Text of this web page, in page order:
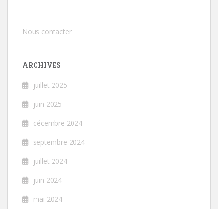
Nous contacter
ARCHIVES
juillet 2025
juin 2025
décembre 2024
septembre 2024
juillet 2024
juin 2024
mai 2024